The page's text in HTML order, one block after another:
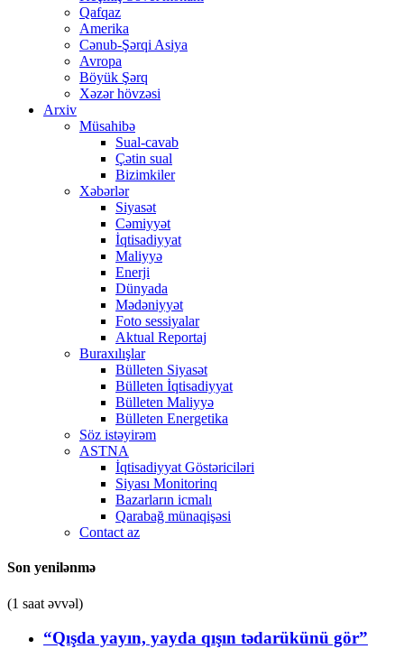
Qafqaz
Amerika
Cənub-Şərqi Asiya
Avropa
Böyük Şərq
Xəzər hövzəsi
Arxiv
Müsahibə
Sual-cavab
Çətin sual
Bizimkiler
Xəbərlər
Siyasət
Cəmiyyət
İqtisadiyyat
Maliyyə
Enerji
Dünyada
Mədəniyyət
Foto sessiyalar
Aktual Reportaj
Buraxılışlar
Bülleten Siyasət
Bülleten İqtisadiyyat
Bülleten Maliyyə
Bülleten Energetika
Söz istəyirəm
ASTNA
İqtisadiyyat Göstəriciləri
Siyası Monitorinq
Bazarların icmalı
Qarabağ münaqişəsi
Contact az
Son yenilənmə
(1 saat əvvəl)
“Qışda yayın, yayda qışın tədarükünü gör”